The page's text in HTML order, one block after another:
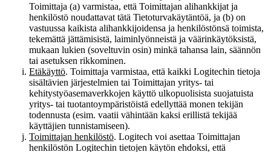
Toimittaja (a) varmistaa, että Toimittajan alihankkijat ja
henkilöstö noudattavat tätä Tietoturvakäytäntöä, ja (b) on
vastuussa kaikista alihankkijoidensa ja henkilöstönsä toimista,
tekemättä jättämisistä, laiminlyönneistä ja väärinkäytöksistä,
mukaan lukien (soveltuvin osin) minkä tahansa lain, säännön
tai asetuksen rikkominen.
Etäkäyttö. Toimittaja varmistaa, että kaikki Logitechin tietoja
sisältävien järjestelmien tai Toimittajan yritys- tai
kehitystyöasemaverkkojen käyttö ulkopuolisista suojatuista
yritys- tai tuotantoympäristöistä edellyttää monen tekijän
todennusta (esim. vaatii vähintään kaksi erillistä tekijää
käyttäjien tunnistamiseen).
Toimittajan henkilöstö. Logitech voi asettaa Toimittajan
henkilöstön Logitechin tietojen käytön ehdoksi, että